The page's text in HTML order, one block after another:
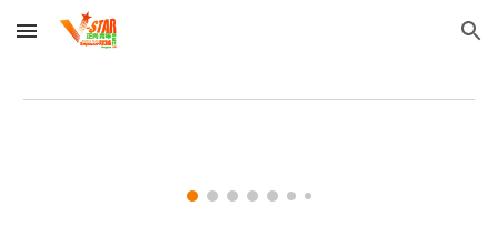
Skip to main content Skip to navigation